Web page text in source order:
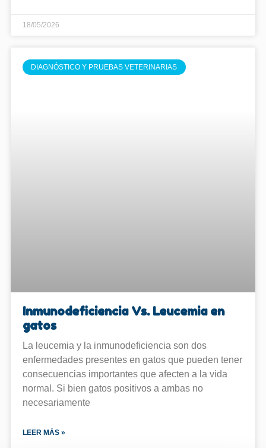
18/05/2026
DIAGNÓSTICO Y PRUEBAS VETERINARIAS
Inmunodeficiencia Vs. Leucemia en
gatos
La leucemia y la inmunodeficiencia son dos
enfermedades presentes en gatos que pueden tener
consecuencias importantes que afecten a la vida
normal. Si bien gatos positivos a ambas no
necesariamente
LEER MÁS »